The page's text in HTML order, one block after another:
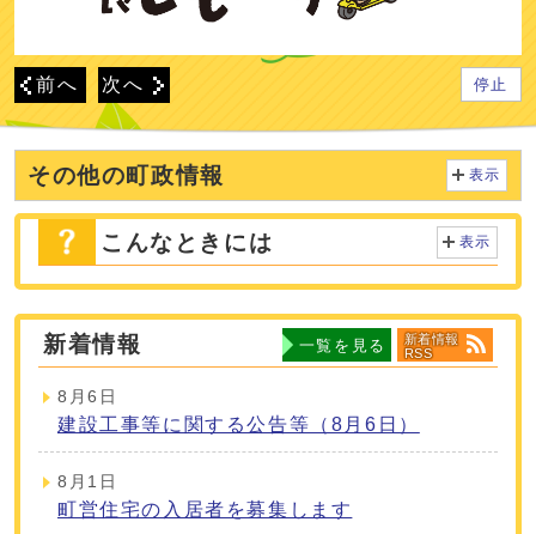
前へ 次へ 停止
その他の町政情報 表示
こんなときには 表示
新着情報 一覧を見る
新着情報
RSS
8月6日
建設工事等に関する公告等（8月6日）
8月1日
町営住宅の入居者を募集します